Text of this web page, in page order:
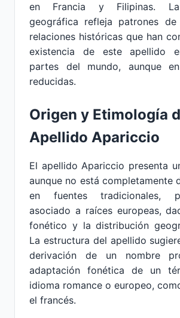
en Francia y Filipinas. La
geográfica refleja patrones
relaciones históricas que han
existencia de este apellido
partes del mundo, aunque
reducidas.
Origen y Etimología
Apellido Apariccio
El apellido Apariccio presenta
aunque no está completamente
en fuentes tradicionales,
asociado a raíces europeas,
fonético y la distribución
La estructura del apellido
derivación de un nombre
adaptación fonética de un
idioma romance o europeo,
el francés.